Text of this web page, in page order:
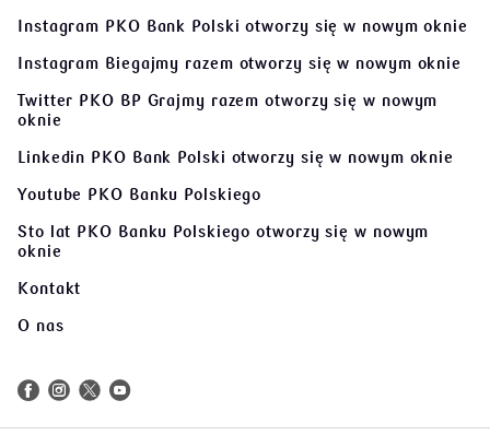
Instagram PKO Bank Polski otworzy się w nowym oknie
Instagram Biegajmy razem otworzy się w nowym oknie
Twitter PKO BP Grajmy razem otworzy się w nowym
oknie
Linkedin PKO Bank Polski otworzy się w nowym oknie
Youtube PKO Banku Polskiego
Sto lat PKO Banku Polskiego otworzy się w nowym
oknie
Kontakt
O nas